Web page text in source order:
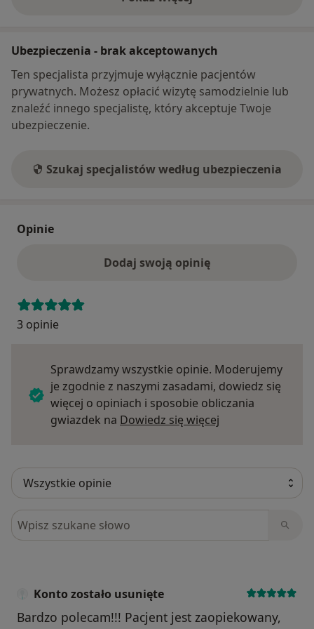
o adresie
Ubezpieczenia - brak akceptowanych
Ten specjalista przyjmuje wyłącznie pacjentów
prywatnych. Możesz opłacić wizytę samodzielnie lub
znaleźć innego specjalistę, który akceptuje Twoje
ubezpieczenie.
Szukaj specjalistów według ubezpieczenia
Opinie
Dodaj swoją opinię
3 opinie
Sprawdzamy wszystkie opinie. Moderujemy
je zgodnie z naszymi zasadami, dowiedz się
więcej o opiniach i sposobie obliczania
gwiazdek na Dowiedz się więcej
Szukaj w opiniach
Konto zostało usunięte
Bardzo polecam!!! Pacjent jest zaopiekowany,